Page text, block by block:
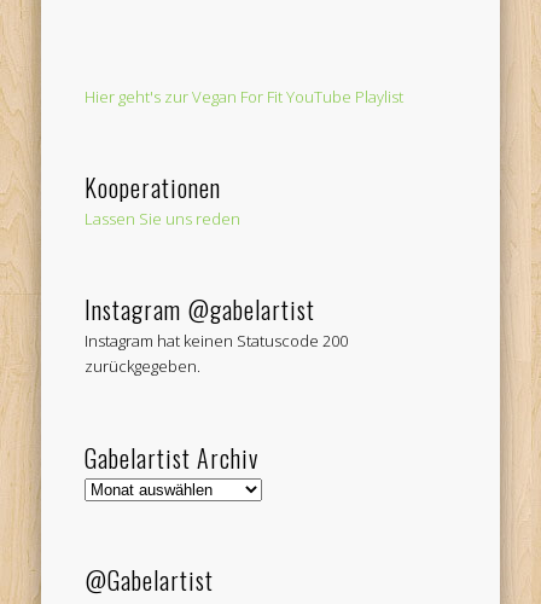
Hier geht's zur Vegan For Fit YouTube Playlist
Kooperationen
Lassen Sie uns reden
Instagram @gabelartist
Instagram hat keinen Statuscode 200
zurückgegeben.
Gabelartist Archiv
Gabelartist
@Gabelartist